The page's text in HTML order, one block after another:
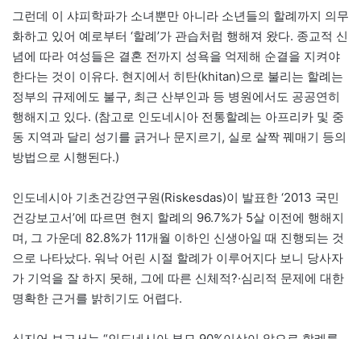
그런데 이 샤피학파가 소녀뿐만 아니라 소년들의 할례까지 의무
화하고 있어 예로부터 ‘할례’가 관습처럼 행해져 왔다. 종교적 신
념에 따라 여성들은 결혼 전까지 성욕을 억제해 순결을 지켜야
한다는 것이 이유다. 현지에서 히탄(khitan)으로 불리는 할례는
정부의 규제에도 불구, 최근 산부인과 등 병원에서도 공공연히
행해지고 있다. (참고로 인도네시아 전통할례는 아프리카 및 중
동 지역과 달리 성기를 긁거나 문지르기, 실로 살짝 꿰매기 등의
방법으로 시행된다.)
인도네시아 기초건강연구원(Riskesdas)이 발표한 ‘2013 국민
건강보고서’에 따르면 현지 할례의 96.7%가 5살 이전에 행해지
며, 그 가운데 82.8%가 11개월 이하인 신생아일 때 진행되는 것
으로 나타났다. 워낙 어린 시절 할례가 이루어지다 보니 당사자
가 기억을 잘 하지 못해, 그에 따른 신체적?·심리적 문제에 대한
명확한 근거를 밝히기도 어렵다.